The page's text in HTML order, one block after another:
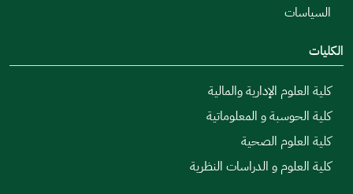
السياسات
الكليات
كلية العلوم الإدارية والمالية
كلية الحوسبة و المعلوماتية
كلية العلوم الصحية
كلية العلوم و الدراسات النظرية